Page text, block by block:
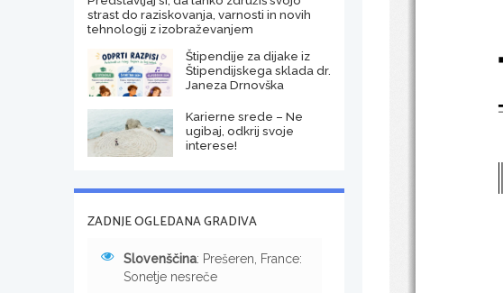
strast do raziskovanja, varnosti in novih
tehnologij z izobraževanjem
Štipendije za dijake iz
Štipendijskega sklada dr.
Janeza Drnovška
Karierne srede – Ne
ugibaj, odkrij svoje
interese!
ZADNJE OGLEDANA GRADIVA
Slovenščina: Prešeren, France:
Sonetje nesreče